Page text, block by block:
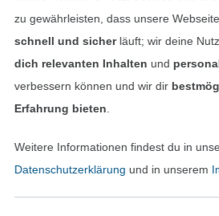
Kontakt
Bestellung widerrufen
zu gewährleisten, dass unsere Webseite
schnell und sicherläuft; wir deine
dich relevanten Inhalten und
verbessern können und wir dir
Erfahrung bieten
Weitere Informationen findest du in
Datenschutzerklärung und in unserem